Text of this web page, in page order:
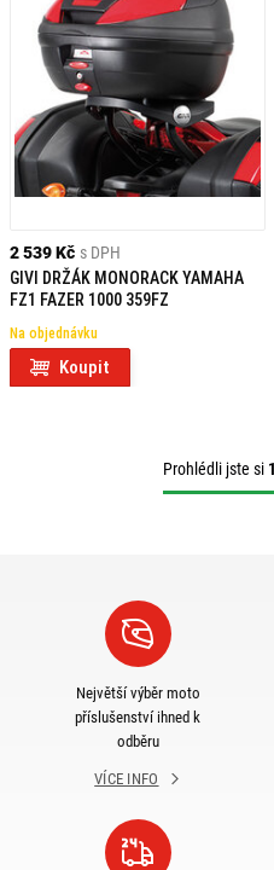
2 539 Kč s DPH
GIVI DRŽÁK MONORACK YAMAHA
FZ1 FAZER 1000 359FZ
Na objednávku
Koupit
Prohlédli jste si
Největší výběr moto
příslušenství ihned k
odběru
VÍCE INFO